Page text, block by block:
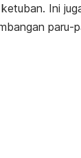
Ini
paru-